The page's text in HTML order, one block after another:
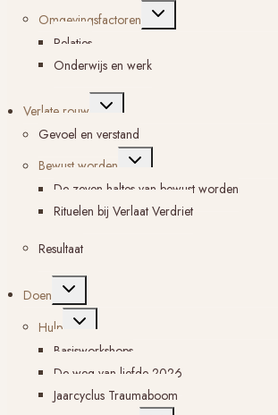
Omgevingsfactoren
Toggle
Relaties
Onderwijs en werk
Verlate rouw
Toggle
submenu
Gevoel en verstand
Bewust worden
Toggle
submenu
De zeven haltes van bewust worden
Rituelen bij Verlaat Verdriet
Resultaat
Doen
Toggle
Hulp
Toggle
submenu
Basisworkshops
De weg van liefde 2026
Jaarcyclus Traumaboom